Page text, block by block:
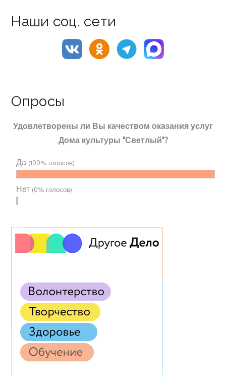
Наши соц. сети
Опросы
Удовлетворены ли Вы качеством оказания услуг
Дома культуры "Светлый"?
Да (100% голосов)
Нет (0% голосов)